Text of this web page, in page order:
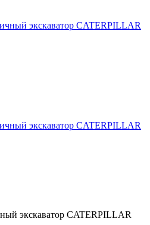
экскаватор CATERPILLAR